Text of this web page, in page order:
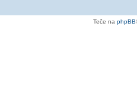
Teče na phpBB